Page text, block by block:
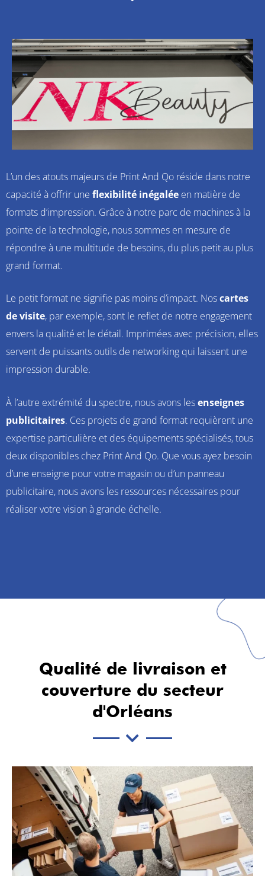
L’un des atouts majeurs de Print And Qo réside dans notre
capacité à offrir une flexibilité inégalée en matière de
formats d’impression. Grâce à notre parc de machines à la
pointe de la technologie, nous sommes en mesure de
répondre à une multitude de besoins, du plus petit au plus
grand format.
Le petit format ne signifie pas moins d’impact. Noscartes
de visite, par exemple, sont le reflet de notre engagement
envers la qualité et le détail. Imprimées avec précision, elles
servent de puissants outils de networking qui laissent une
impression durable.
À l’autre extrémité du spectre, nous avons lesenseignes
publicitaires. Ces projets de grand format requièrent une
expertise particulière et des équipements spécialisés, tous
deux disponibles chez Print And Qo. Que vous ayez besoin
d’une enseigne pour votre magasin ou d’un panneau
publicitaire, nous avons les ressources nécessaires pour
réaliser votre vision à grande échelle.
Qualité de livraison et
couverture du secteur
d'Orléans